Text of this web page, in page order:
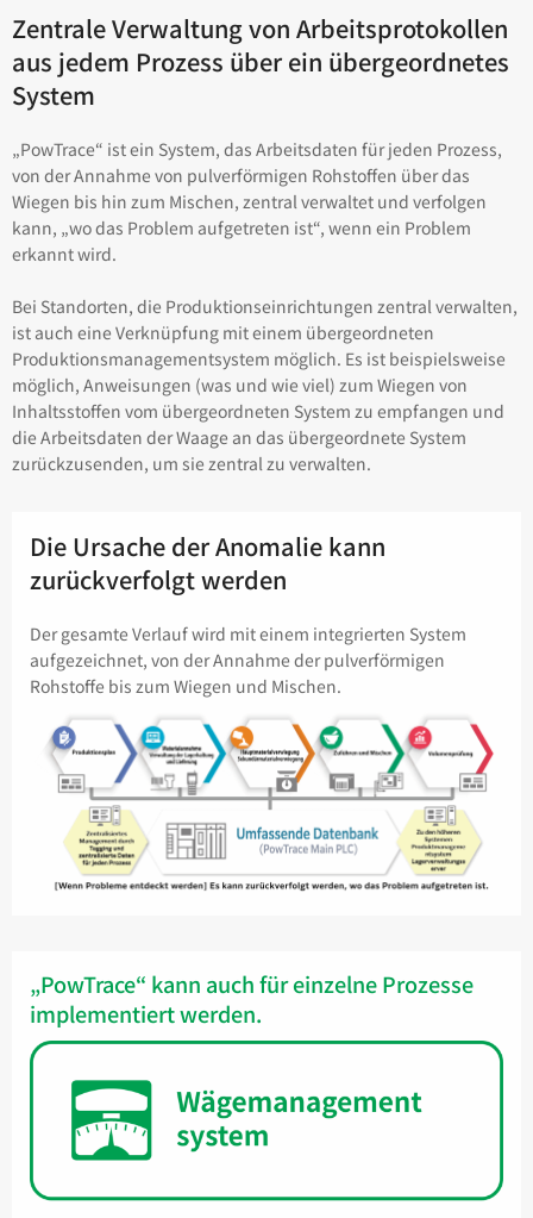
Zentrale Verwaltung von Arbeitsprotokollen
aus jedem Prozess über ein übergeordnetes
System
„PowTrace“ ist ein System, das Arbeitsdaten für jeden Prozess,
von der Annahme von pulverförmigen Rohstoffen über das
Wiegen bis hin zum Mischen, zentral verwaltet und verfolgen
kann, „wo das Problem aufgetreten ist“, wenn ein Problem
erkannt wird.
Bei Standorten, die Produktionseinrichtungen zentral verwalten,
ist auch eine Verknüpfung mit einem übergeordneten
Produktionsmanagementsystem möglich. Es ist beispielsweise
möglich, Anweisungen (was und wie viel) zum Wiegen von
Inhaltsstoffen vom übergeordneten System zu empfangen und
die Arbeitsdaten der Waage an das übergeordnete System
zurückzusenden, um sie zentral zu verwalten.
Die Ursache der Anomalie kann
zurückverfolgt werden
Der gesamte Verlauf wird mit einem integrierten System
aufgezeichnet, von der Annahme der pulverförmigen
Rohstoffe bis zum Wiegen und Mischen.
„PowTrace“ kann auch für einzelne Prozesse
implementiert werden.